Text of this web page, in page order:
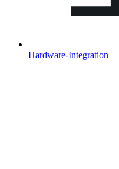
Hardware-Integration